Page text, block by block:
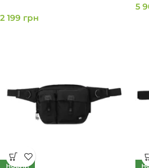
2 199 грн
5
НОВИЙ